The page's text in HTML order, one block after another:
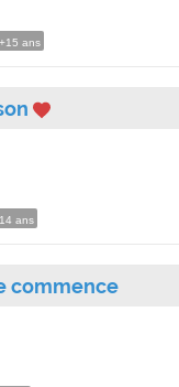
+15 ans
ans
commence